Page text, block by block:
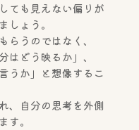
ても見えない偏りが
しょう。
らうのではなく、
はどう映るか」、
うか」と想像するこ
、自分の思考を外側
す。